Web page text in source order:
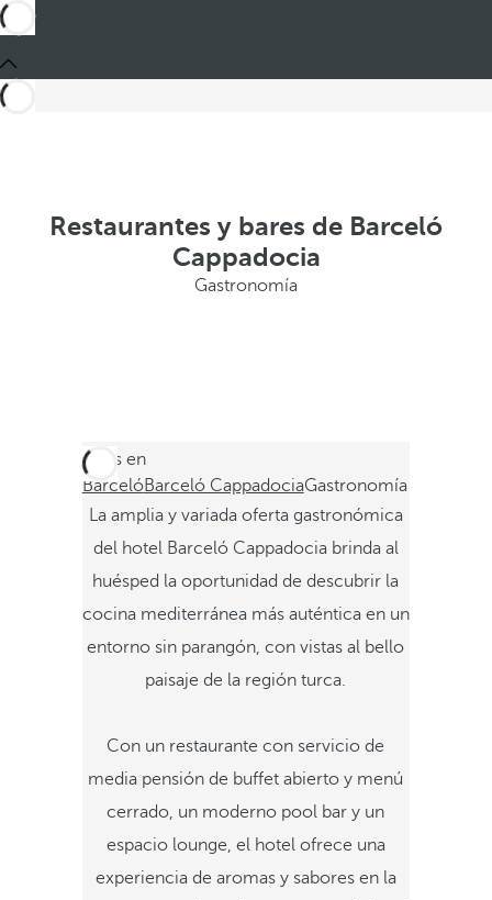
Restaurantes y bares de Barceló
Cappadocia
Gastronomía
Estás en
BarcelóBarceló CappadociaGastronomía
La amplia y variada oferta gastronómica
del hotel Barceló Cappadocia brinda al
huésped la oportunidad de descubrir la
cocina mediterránea más auténtica en un
entorno sin parangón, con vistas al bello
paisaje de la región turca.
Con un restaurante con servicio de
media pensión de buffet abierto y menú
cerrado, un moderno pool bar y un
espacio lounge, el hotel ofrece una
experiencia de aromas y sabores en la